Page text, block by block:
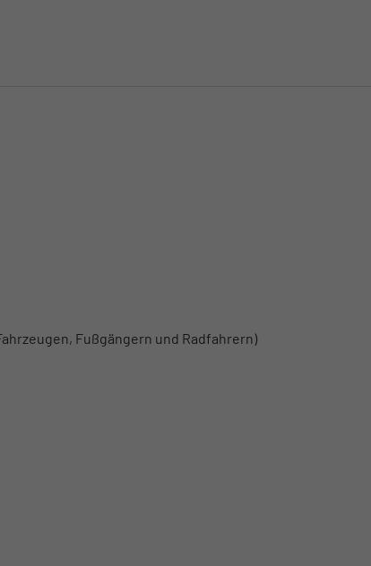
Fußgängern und Radfahrern)